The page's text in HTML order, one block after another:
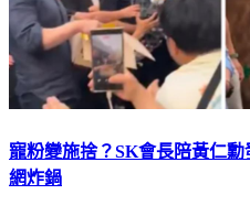
寵粉變施捨？SK會長陪黃仁
網炸鍋